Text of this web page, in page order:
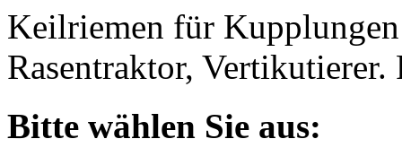
Keilriemen für Kupplungen
Rasentraktor,
Bitte wählen Sie aus: